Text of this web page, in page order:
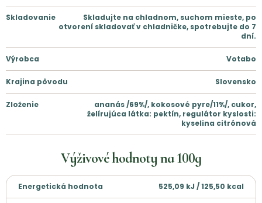
Skladovanie
Skladujte na chladnom, suchom mieste, po
otvorení skladovať v chladničke, spotrebujte do 7
dní.
Výrobca Votabo
Krajina pôvodu Slovensko
Zloženie
ananás /69%/, kokosové pyre/11%/, cukor,
želírujúca látka: pektín, regulátor kyslosti:
kyselina citrónová
Výživové hodnoty na100g
Energetická hodnota 525,09 kJ / 125,50 kcal